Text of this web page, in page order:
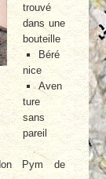
trouvé
dans une
bouteille
Béré
nice
Aven
ture
sans
pareil
Pym de